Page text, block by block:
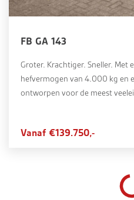
FB GA 143
Groter. Krachtiger. Sneller. Met
hefvermogen van 4.000 kg en
ontworpen voor de meest
Vanaf €139.750,-